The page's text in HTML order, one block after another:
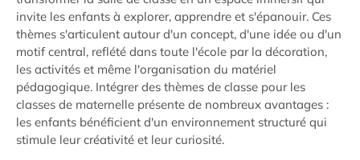
invite les enfants à explorer, apprendre et s'épanouir. Ces
thèmes s'articulent autour d'un concept, d'une idée ou d'un
motif central, reflété dans toute l'école par la décoration,
les activités et même l'organisation du matériel
pédagogique. Intégrer des thèmes de classe pour les
classes de maternelle présente de nombreux avantages :
les enfants bénéficient d'un environnement structuré qui
stimule leur créativité et leur curiosité.